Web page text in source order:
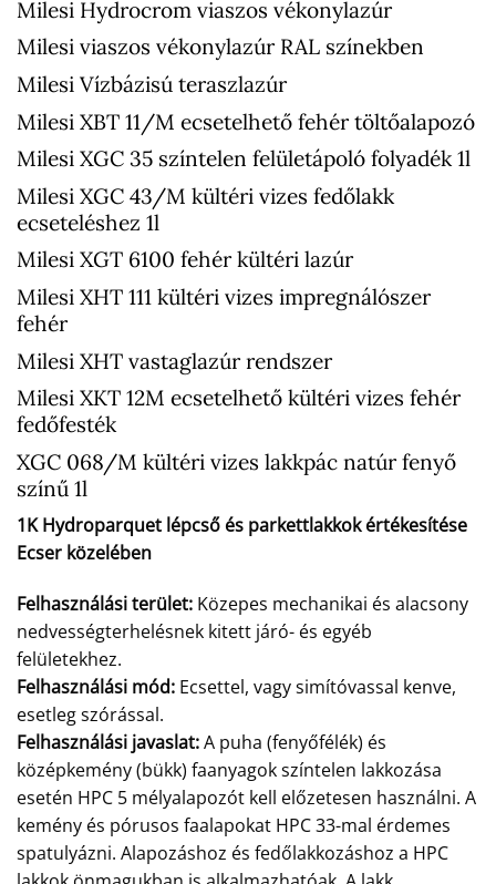
Milesi Hydrocrom viaszos vékonylazúr
Milesi viaszos vékonylazúr RAL színekben
Milesi Vízbázisú teraszlazúr
Milesi XBT 11/M ecsetelhető fehér töltőalapozó
Milesi XGC 35 színtelen felületápoló folyadék 1l
Milesi XGC 43/M kültéri vizes fedőlakk
ecseteléshez 1l
Milesi XGT 6100 fehér kültéri lazúr
Milesi XHT 111 kültéri vizes impregnálószer
fehér
Milesi XHT vastaglazúr rendszer
Milesi XKT 12M ecsetelhető kültéri vizes fehér
fedőfesték
XGC 068/M kültéri vizes lakkpác natúr fenyő
színű 1l
1K Hydroparquet lépcső és parkettlakkok értékesítése
Ecser közelében
Felhasználási terület: Közepes mechanikai és alacsony
nedvességterhelésnek kitett járó- és egyéb
felületekhez.
Felhasználási mód: Ecsettel, vagy simítóvassal kenve,
esetleg szórással.
Felhasználási javaslat:A puha (fenyőfélék) és
középkemény (bükk) faanyagok színtelen lakkozása
esetén HPC 5 mélyalapozót kell előzetesen használni. A
kemény és pórusos faalapokat HPC 33-mal érdemes
spatulyázni. Alapozáshoz és fedőlakkozáshoz a HPC